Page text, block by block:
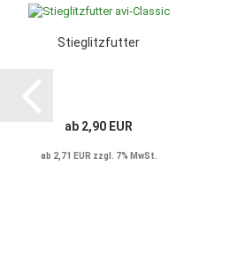
Stieglitzfutter
ab 2,90 EUR
ab 2,71 EUR zzgl. 7% MwSt.